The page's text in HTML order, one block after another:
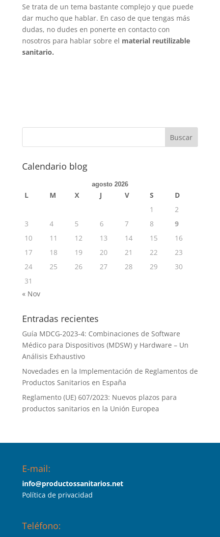
Se trata de un tema bastante complejo y que puede
dar mucho que hablar. En caso de que tengas más
dudas, no dudes en ponerte en contacto con
nosotros para hablar sobre el material reutilizable
sanitario.
Calendario blog
agosto 2026
L M X J V S
D
1
2
3
4 5 6 7 8
9
10
11 12 13 14 15
16
17
18 19 20 21 22
23
24
25 26 27 28 29
30
31
« Nov
Entradas recientes
Guía MDCG-2023-4: Combinaciones de Software
Médico para Dispositivos (MDSW) y Hardware – Un
Análisis Exhaustivo
Novedades en la Implementación de Reglamentos de
Productos Sanitarios en España
Reglamento (UE) 607/2023: Nuevos plazos para
productos sanitarios en la Unión Europea
E-mail:
info@productossanitarios.net
Política de privacidad
Teléfono: